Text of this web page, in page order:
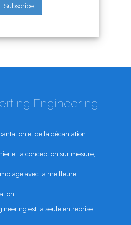
Engineering
et de la décantation
la conception sur mesure,
avec la meilleure
est la seule entreprise